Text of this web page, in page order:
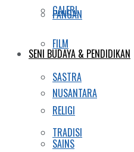
GALERI
FILM
SASTRA
RELIGI
SAINS
PANGAN
SENI BUDAYA & PENDIDIKAN
NUSANTARA
TRADISI